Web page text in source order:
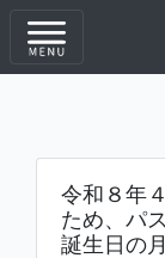
令和８年
ため、パ
誕生日の